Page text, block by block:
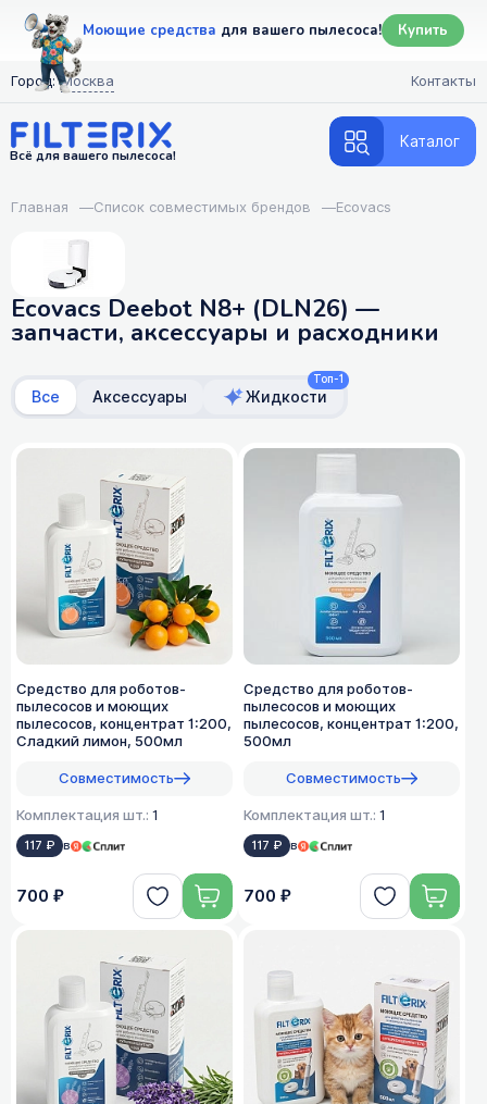
Моющие средства для вашего пылесоса! Купить
Город: Москва Контакты
Всё для вашего пылесоса!
Каталог
Главная —Список совместимых брендов —Ecovacs
Ecovacs Deebot N8+ (DLN26) —
запчасти, аксессуары и расходники
Все Аксессуары
Топ-1
Жидкости
Средство для роботов-
пылесосов и моющих
пылесосов, концентрат 1:200,
Сладкий лимон, 500мл
Совместимость
Комплектация шт.: 1
117 ₽ в
700 ₽
Средство для роботов-
пылесосов и моющих
пылесосов, концентрат 1:200,
500мл
Совместимость
Комплектация шт.: 1
117 ₽ в
700 ₽